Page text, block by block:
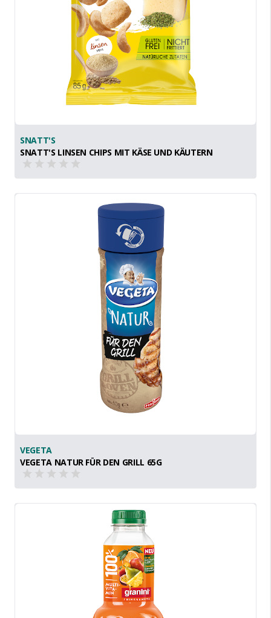
SNATT'S
SNATT'S LINSEN CHIPS MIT KÄSE UND KÄUTERN
VEGETA
VEGETA NATUR FÜR DEN GRILL 65G